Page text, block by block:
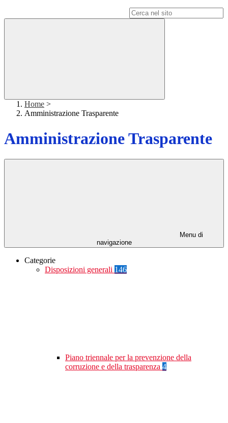
Home >
Amministrazione Trasparente
Amministrazione Trasparente
Menu di
navigazione
Categorie
Disposizioni generali 146
Piano triennale per la prevenzione della
corruzione e della trasparenza 4